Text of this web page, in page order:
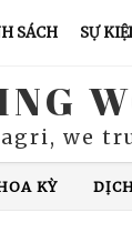
SÁCH SỰ
we
KỲ